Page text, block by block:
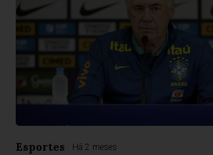
Esportes Há 2 meses